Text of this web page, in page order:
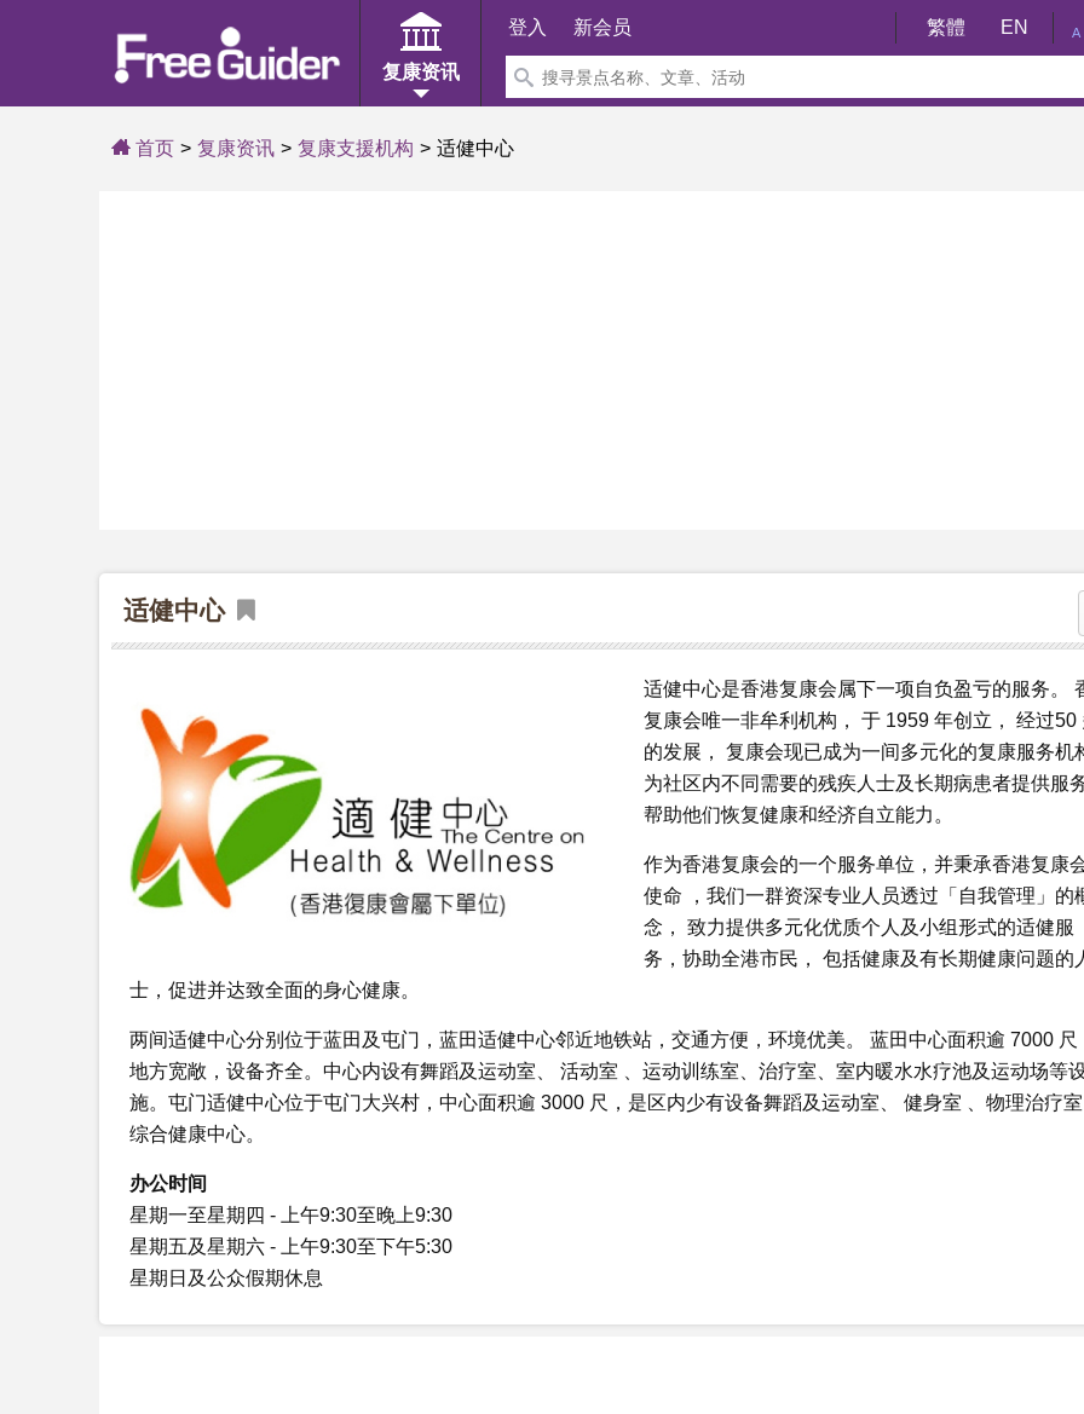
复康资讯
登入 新会员 繁體 EN A
首页 复康资讯 复康支援机构 适健中心
适健中心
适健中心是香港复康会属下一项自负盈亏的服务。
复康会唯一非牟利机构， 于 1959 年创立， 经过50
的发展， 复康会现已成为一间多元化的复康服务机
为社区内不同需要的残疾人士及长期病患者提供服
帮助他们恢复健康和经济自立能力。
作为香港复康会的一个服务单位，并秉承香港复康
使命 ，我们一群资深专业人员透过「自我管理」的
念， 致力提供多元化优质个人及小组形式的适健服
务，协助全港市民， 包括健康及有长期健康问题的
士，促进并达致全面的身心健康。
两间适健中心分别位于蓝田及屯门，蓝田适健中心邻近地铁站，交通方便，环境优美。 蓝田中心面积逾 7000 尺
地方宽敞，设备齐全。中心内设有舞蹈及运动室、 活动室 、运动训练室、治疗室、室内暖水水疗池及运动场等
施。屯门适健中心位于屯门大兴村，中心面积逾 3000 尺，是区内少有设备舞蹈及运动室、 健身室 、物理治疗
综合健康中心。
办公时间
星期一至星期四 - 上午9:30至晚上9:30
星期五及星期六 - 上午9:30至下午5:30
星期日及公众假期休息